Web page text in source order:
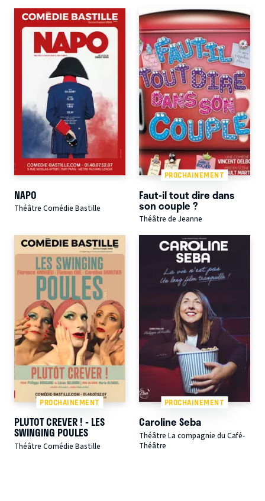
NAPO
Théâtre Comédie Bastille
PROCHAINEMENT
Faut-il tout dire dans
son couple ?
Théâtre de Jeanne
PROCHAINEMENT
PLUTOT CREVER ! - LES
SWINGING POULES
Théâtre Comédie Bastille
PROCHAINEMENT
Caroline Seba
Théâtre La compagnie du Café-
Théâtre